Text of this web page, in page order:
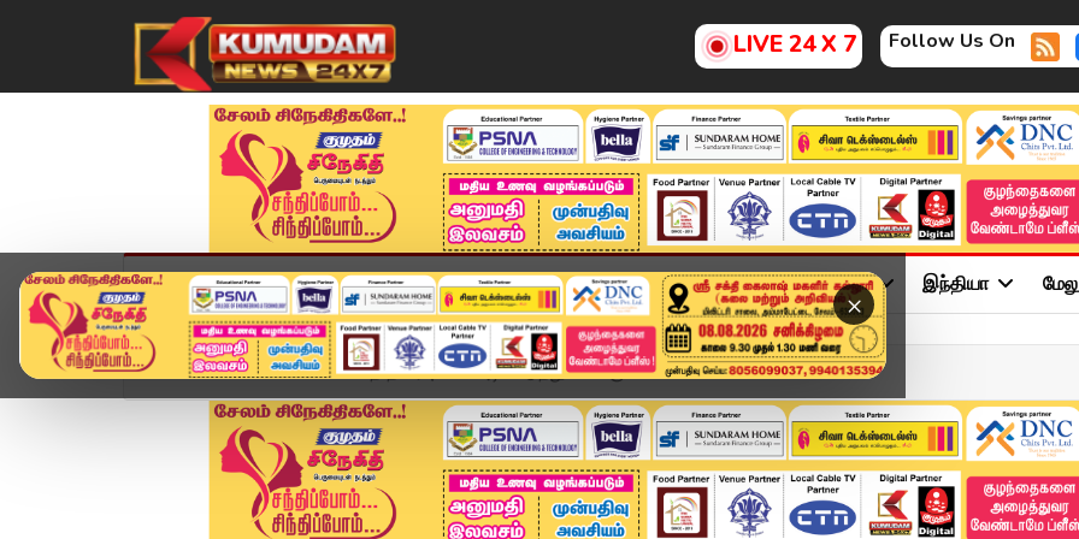
LIVE 24 X 7 Follow Us On
×
முகப்பு விளையாட்டு அண்மை தமிழ்நாடு சினிமா அரசியல் விளையாட்டு இந்தியா
Home சினிமா மலையாளத் திரையுலகில் அடியெடுத்து வைக்கும் பாடகி...